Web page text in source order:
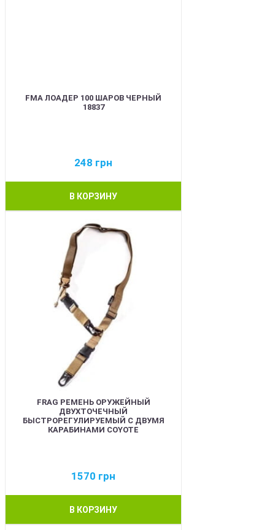
FMA ЛОАДЕР 100 ШАРОВ ЧЕРНЫЙ
18837
248 грн
В КОРЗИНУ
FRAG РЕМЕНЬ ОРУЖЕЙНЫЙ
ДВУХТОЧЕЧНЫЙ
БЫСТРОРЕГУЛИРУЕМЫЙ С ДВУМЯ
КАРАБИНАМИ COYOTE
1570 грн
В КОРЗИНУ